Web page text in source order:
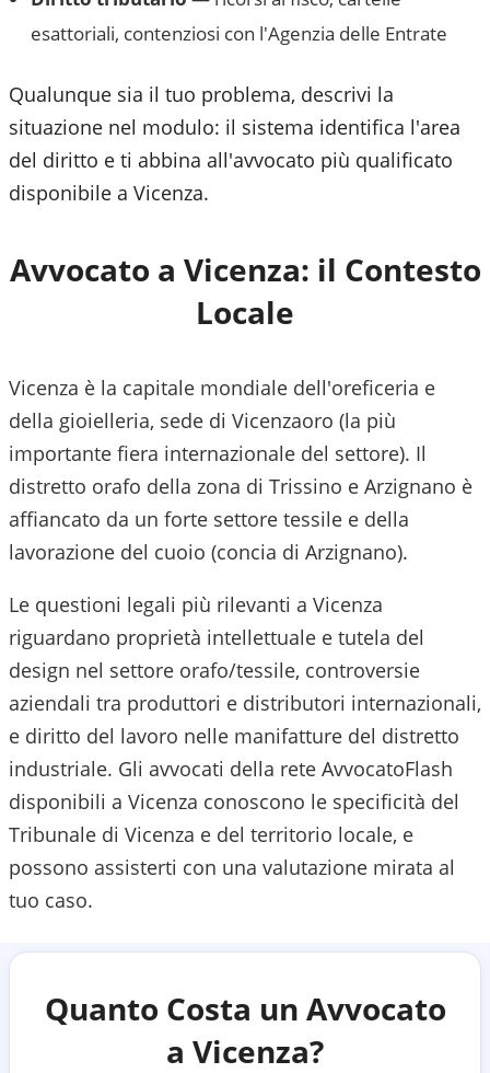
esattoriali, contenziosi con l'Agenzia delle Entrate
Qualunque sia il tuo problema, descrivi la
situazione nel modulo: il sistema identifica l'area
del diritto e ti abbina all'avvocato più qualificato
disponibile a Vicenza.
Avvocato a Vicenza: il Contesto
Locale
Vicenza è la capitale mondiale dell'oreficeria e
della gioielleria, sede di Vicenzaoro (la più
importante fiera internazionale del settore). Il
distretto orafo della zona di Trissino e Arzignano è
affiancato da un forte settore tessile e della
lavorazione del cuoio (concia di Arzignano).
Le questioni legali più rilevanti a Vicenza
riguardano proprietà intellettuale e tutela del
design nel settore orafo/tessile, controversie
aziendali tra produttori e distributori internazionali,
e diritto del lavoro nelle manifatture del distretto
industriale. Gli avvocati della rete AvvocatoFlash
disponibili a Vicenza conoscono le specificità del
Tribunale di Vicenza e del territorio locale, e
possono assisterti con una valutazione mirata al
tuo caso.
Quanto Costa un Avvocato
a Vicenza?